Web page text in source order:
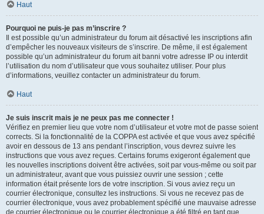
Haut
Pourquoi ne puis-je pas m’inscrire ?
Il est possible qu’un administrateur du forum ait désactivé les inscriptions afin
d’empêcher les nouveaux visiteurs de s’inscrire. De même, il est également
possible qu’un administrateur du forum ait banni votre adresse IP ou interdit
l’utilisation du nom d’utilisateur que vous souhaitez utiliser. Pour plus
d’informations, veuillez contacter un administrateur du forum.
Haut
Je suis inscrit mais je ne peux pas me connecter !
Vérifiez en premier lieu que votre nom d’utilisateur et votre mot de passe soient
corrects. Si la fonctionnalité de la COPPA est activée et que vous avez spécifié
avoir en dessous de 13 ans pendant l’inscription, vous devrez suivre les
instructions que vous avez reçues. Certains forums exigeront également que
les nouvelles inscriptions doivent être activées, soit par vous-même ou soit par
un administrateur, avant que vous puissiez ouvrir une session ; cette
information était présente lors de votre inscription. Si vous aviez reçu un
courrier électronique, consultez les instructions. Si vous ne recevez pas de
courrier électronique, vous avez probablement spécifié une mauvaise adresse
de courrier électronique ou le courrier électronique a été filtré en tant que